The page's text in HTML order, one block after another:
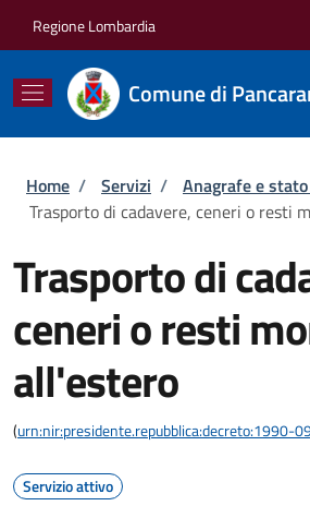
Regione Lombardia
Comune di
Briciole di pane
Home / Servizi / Anagrafe e
Trasporto di cadavere, ceneri o resti
Trasporto di
ceneri o resti
all'estero
(urn:nir:presidente.repubblica:decreto:1990-
Servizio attivo